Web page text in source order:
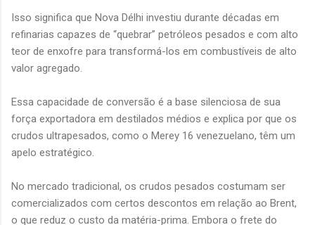
Isso significa que Nova Délhi investiu durante décadas em
refinarias capazes de “quebrar” petróleos pesados e com alto
teor de enxofre para transformá-los em combustíveis de alto
valor agregado.
Essa capacidade de conversão é a base silenciosa de sua
força exportadora em destilados médios e explica por que os
crudos ultrapesados, como o Merey 16 venezuelano, têm um
apelo estratégico.
No mercado tradicional, os crudos pesados costumam ser
comercializados com certos descontos em relação ao Brent,
o que reduz o custo da matéria-prima. Embora o frete do